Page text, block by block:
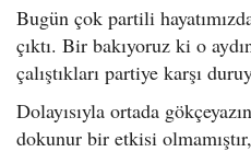
Bugün çok partili
çıktı. Bir bakıyoruz ki o
çalıştıkları partiye karşı
Dolayısıyla ortada
dokunur bir etkisi